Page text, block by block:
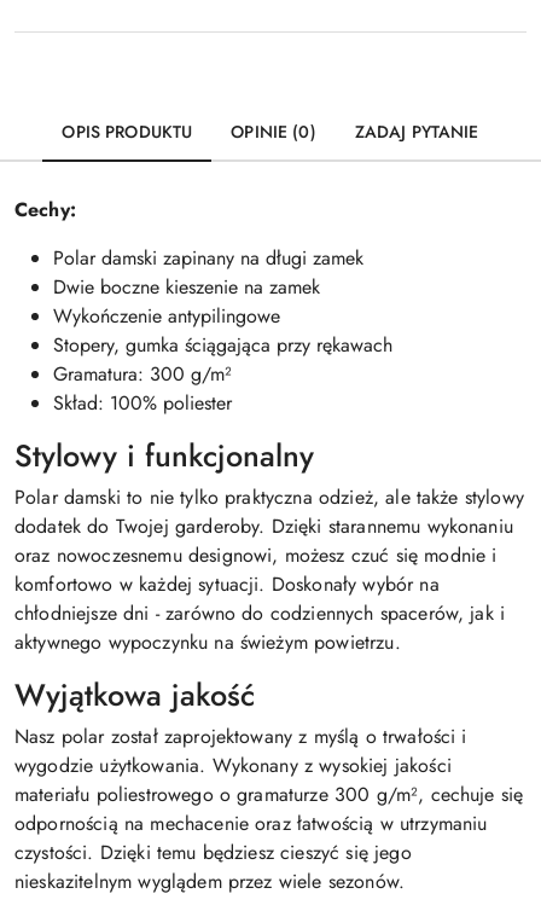
OPIS PRODUKTU OPINIE (0) ZADAJ PYTANIE
Cechy:
Polar damski zapinany na długi zamek
Dwie boczne kieszenie na zamek
Wykończenie antypilingowe
Stopery, gumka ściągająca przy rękawach
Gramatura: 300 g/m²
Skład: 100% poliester
Stylowy i funkcjonalny
Polar damski to nie tylko praktyczna odzież, ale także stylowy
dodatek do Twojej garderoby. Dzięki starannemu wykonaniu
oraz nowoczesnemu designowi, możesz czuć się modnie i
komfortowo w każdej sytuacji. Doskonały wybór na
chłodniejsze dni - zarówno do codziennych spacerów, jak i
aktywnego wypoczynku na świeżym powietrzu.
Wyjątkowa jakość
Nasz polar został zaprojektowany z myślą o trwałości i
wygodzie użytkowania. Wykonany z wysokiej jakości
materiału poliestrowego o gramaturze 300 g/m², cechuje się
odpornością na mechacenie oraz łatwością w utrzymaniu
czystości. Dzięki temu będziesz cieszyć się jego
nieskazitelnym wyglądem przez wiele sezonów.